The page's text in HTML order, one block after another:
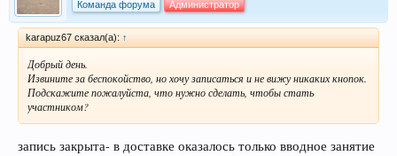
Команда форума
Администратор
karapuz67 сказал(а): ↑
Добрый день.
Извините за беспокойство, но хочу записаться и не вижу никаких кнопок.
Подскажите пожалуйста, что нужно сделать, чтобы стать
участником?
запись закрыта- в доставке оказалось только вводное занятие